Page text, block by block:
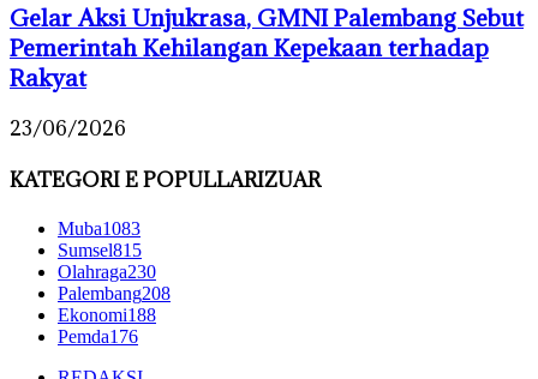
Gelar Aksi Unjukrasa, GMNI Palembang Sebut
Pemerintah Kehilangan Kepekaan terhadap
Rakyat
23/06/2026
KATEGORI E POPULLARIZUAR
Muba1083
Sumsel815
Olahraga230
Palembang208
Ekonomi188
Pemda176